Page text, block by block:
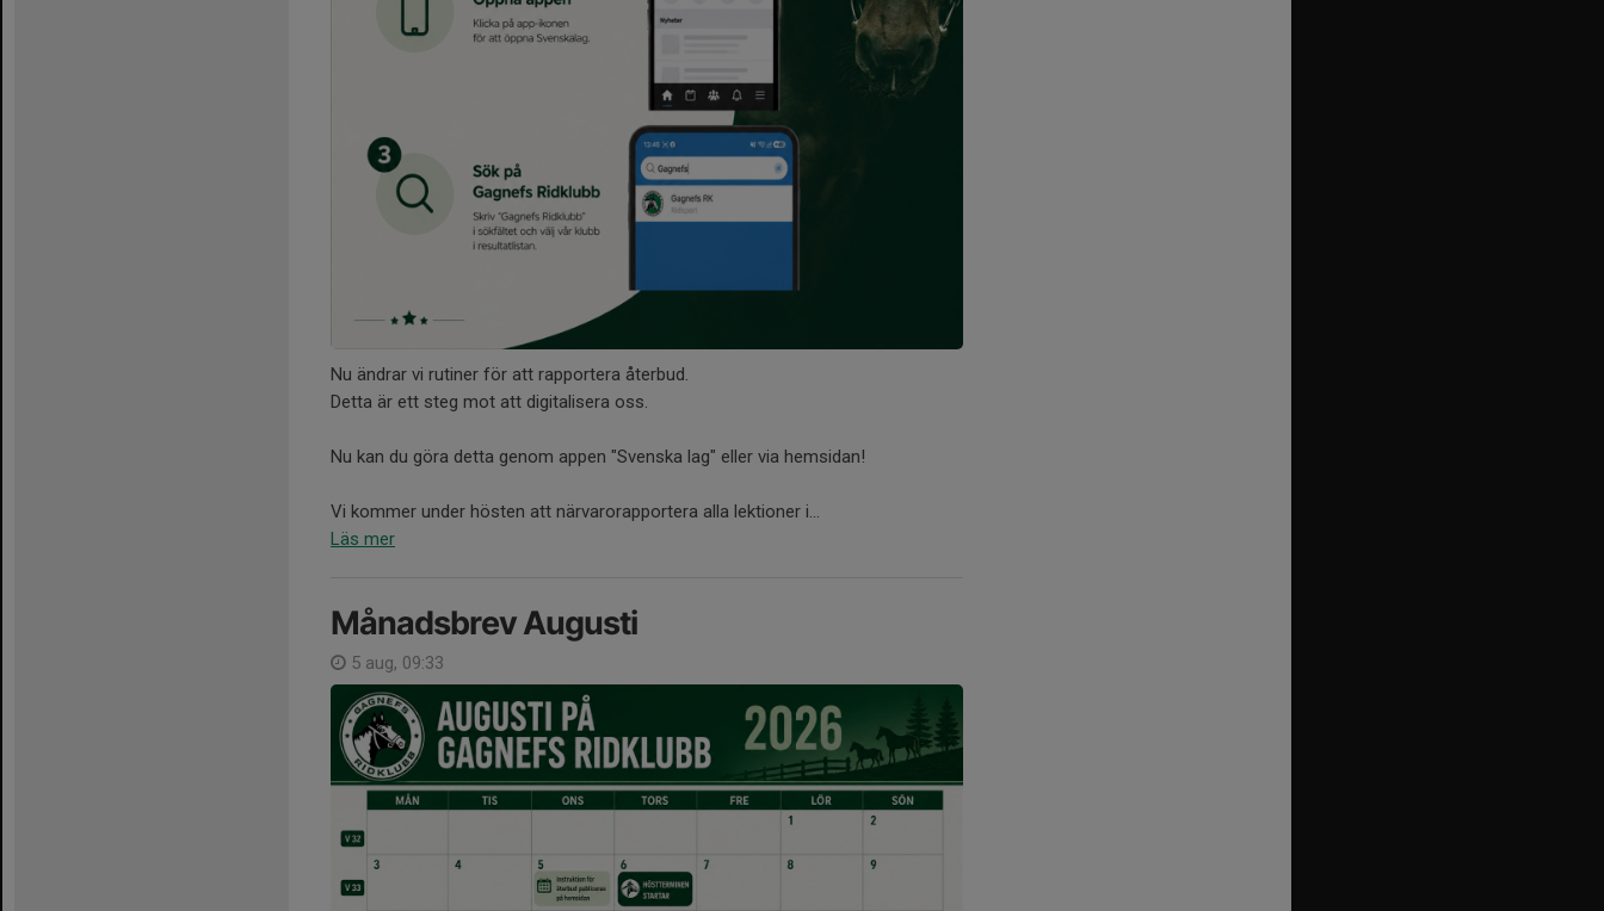
Nu ändrar vi rutiner för att rapportera återbud.
Detta är ett steg mot att digitalisera oss.
Nu kan du göra detta genom appen "Svenska lag" eller via hemsidan!
Vi kommer under hösten att närvarorapportera alla lektioner i...
Läs mer
Månadsbrev Augusti
5 aug, 09:33